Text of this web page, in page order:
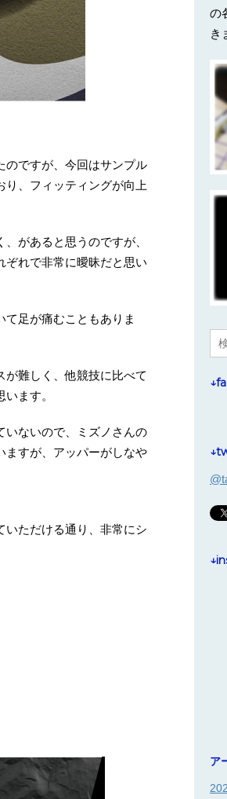
のですが、今回はサンプル
り、フィッティングが向上
があると思うのですが、
ぞれで非常に曖昧だと思い
足が痛むこともありま
難しく、他競技に比べて
ます。
いないので、ミズノさんの
ますが、アッパーがしなや
いただける通り、非常にシ
の
き
ア